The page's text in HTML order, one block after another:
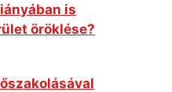
is
öröklése?